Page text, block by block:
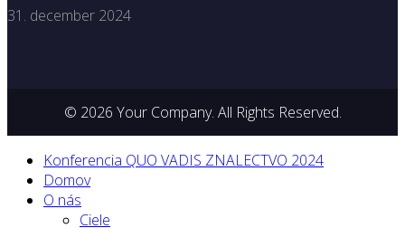
31. december 2024
© 2026 Your Company. All Rights Reserved.
Konferencia QUO VADIS ZNALECTVO 2024
Domov
O nás
Ciele